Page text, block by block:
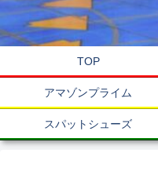
TOP
アマゾンプライム
スパットシューズ